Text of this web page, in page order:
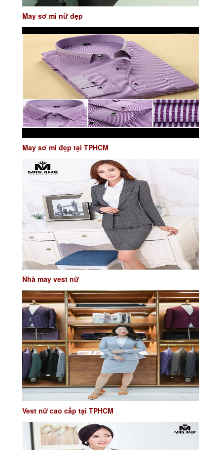
May sơ mi nữ đẹp
May sơ mi đẹp tại TPHCM
Nhà may vest nữ
Vest nữ cao cấp tại TPHCM